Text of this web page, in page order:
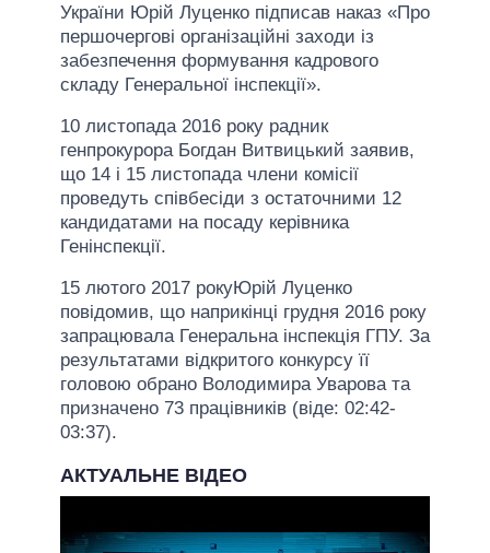
України Юрій Луценко підписав наказ «Про
першочергові організаційні заходи із
забезпечення формування кадрового
складу Генеральної інспекції».
10 листопада 2016 року радник
генпрокурора Богдан Витвицький заявив,
що 14 і 15 листопада члени комісії
проведуть співбесіди з остаточними 12
кандидатами на посаду керівника
Генінспекції.
15 лютого 2017 рокуЮрій Луценко
повідомив, що наприкінці грудня 2016 року
запрацювала Генеральна інспекція ГПУ. За
результатами відкритого конкурсу її
головою обрано Володимира Уварова та
призначено 73 працівників (віде: 02:42-
03:37).
АКТУАЛЬНЕ ВІДЕО